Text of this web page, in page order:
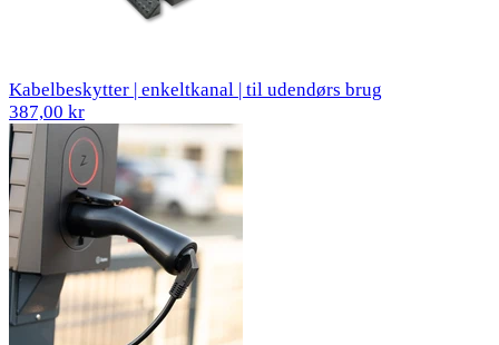
Kabelbeskytter | enkeltkanal | til udendørs brug
387,00 kr